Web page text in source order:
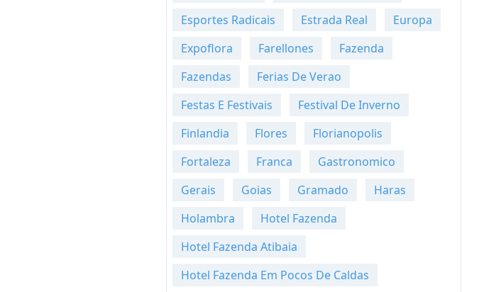
Esportes Radicais
Estrada Real
Europa
Expoflora
Farellones
Fazenda
Fazendas
Ferias De Verao
Festas E Festivais
Festival De Inverno
Finlandia
Flores
Florianopolis
Fortaleza
Franca
Gastronomico
Gerais
Goias Gramado
Haras
Holambra
Hotel Fazenda
Hotel Fazenda Atibaia
Hotel Fazenda Em Pocos De Caldas